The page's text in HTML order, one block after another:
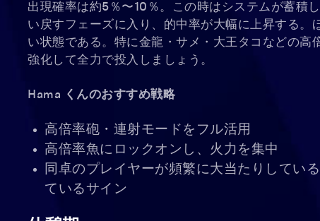
出現確率は約5％〜10％。この時はシステムが蓄積
い戻すフェーズに入り、的中率が大幅に上昇する。
い状態である。特に金龍・サメ・大王タコなどの高
強化して全力で投入しましょう。
Hama くんのおすすめ戦略
高倍率砲・連射モードをフル活用
高倍率魚にロックオンし、火力を集中
同卓のプレイヤーが頻繁に大当たりしてい
ているサイン